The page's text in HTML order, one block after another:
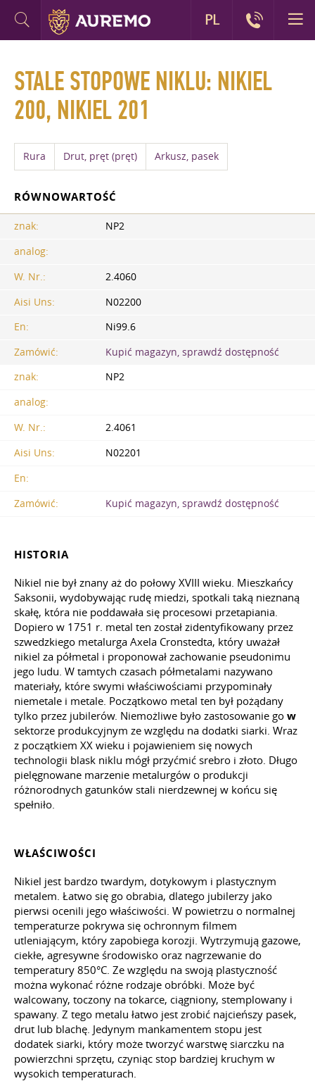
STALE STOPOWE NIKLU: NIKIEL
200, NIKIEL 201
Rura Drut, pręt (pręt) Arkusz, pasek
RÓWNOWARTOŚĆ
znak:
NP2
analog:
W. Nr.:
2.4060
Aisi Uns:
N02200
En:
Ni99.6
Zamówić:
Kupić magazyn, sprawdź dostępność
znak:
NP2
analog:
W. Nr.:
2.4061
Aisi Uns:
N02201
En:
Zamówić:
Kupić magazyn, sprawdź dostępność
HISTORIA
Nikiel nie był znany aż do połowy XVIII wieku. Mieszkańcy
Saksonii, wydobywając rudę miedzi, spotkali taką nieznaną
skałę, która nie poddawała się procesowi przetapiania.
Dopiero w 1751 r. metal ten został zidentyfikowany przez
szwedzkiego metalurga Axela Cronstedta, który uważał
nikiel za półmetal i proponował zachowanie pseudonimu
jego ludu. W tamtych czasach półmetalami nazywano
materiały, które swymi właściwościami przypominały
niemetale i metale. Początkowo metal ten był pożądany
tylko przez jubilerów. Niemożliwe było zastosowanie go w
sektorze produkcyjnym ze względu na dodatki siarki. Wraz
z początkiem XX wieku i pojawieniem się nowych
technologii blask niklu mógł przyćmić srebro i złoto. Długo
pielęgnowane marzenie metalurgów o produkcji
różnorodnych gatunków stali nierdzewnej w końcu się
spełniło.
WŁAŚCIWOŚCI
Nikiel jest bardzo twardym, dotykowym i plastycznym
metalem. Łatwo się go obrabia, dlatego jubilerzy jako
pierwsi ocenili jego właściwości. W powietrzu o normalnej
temperaturze pokrywa się ochronnym filmem
utleniającym, który zapobiega korozji. Wytrzymują gazowe,
ciekłe, agresywne środowisko oraz nagrzewanie do
temperatury 850°C. Ze względu na swoją plastyczność
można wykonać różne rodzaje obróbki. Może być
walcowany, toczony na tokarce, ciągniony, stemplowany i
spawany. Z tego metalu łatwo jest zrobić najcieńszy pasek,
drut lub blachę. Jedynym mankamentem stopu jest
dodatek siarki, który może tworzyć warstwę siarczku na
powierzchni sprzętu, czyniąc stop bardziej kruchym w
wysokich temperaturach.
PL